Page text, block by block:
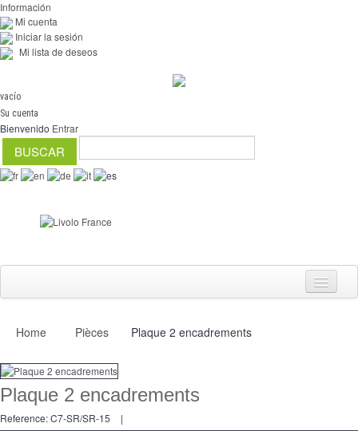
Información
Mi cuenta
Iniciar la sesión
Mi lista de deseos
vacío
Su cuenta
Bienvenido Entrar
Interruptores
regulador
2 Ways
Home Pièces Plaque 2 encadrements
Plaque 2 encadrements
Reference:C7-SR/SR-15 |